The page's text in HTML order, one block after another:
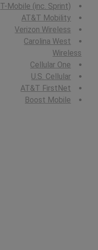
T-Mobile (inc. Sprint)
AT&T Mobility
Verizon Wireless
Carolina West
Wireless
Cellular One
U.S. Cellular
AT&T FirstNet
Boost Mobile